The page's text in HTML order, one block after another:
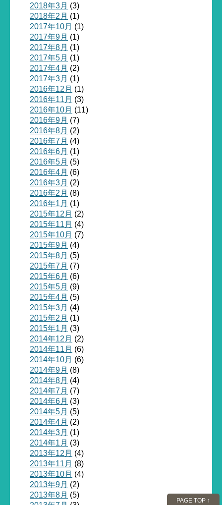
2018年3月 (3)
2018年2月 (1)
2017年10月 (1)
2017年9月 (1)
2017年8月 (1)
2017年5月 (1)
2017年4月 (2)
2017年3月 (1)
2016年12月 (1)
2016年11月 (3)
2016年10月 (11)
2016年9月 (7)
2016年8月 (2)
2016年7月 (4)
2016年6月 (1)
2016年5月 (5)
2016年4月 (6)
2016年3月 (2)
2016年2月 (8)
2016年1月 (1)
2015年12月 (2)
2015年11月 (4)
2015年10月 (7)
2015年9月 (4)
2015年8月 (5)
2015年7月 (7)
2015年6月 (6)
2015年5月 (9)
2015年4月 (5)
2015年3月 (4)
2015年2月 (1)
2015年1月 (3)
2014年12月 (2)
2014年11月 (6)
2014年10月 (6)
2014年9月 (8)
2014年8月 (4)
2014年7月 (7)
2014年6月 (3)
2014年5月 (5)
2014年4月 (2)
2014年3月 (1)
2014年1月 (3)
2013年12月 (4)
2013年11月 (8)
2013年10月 (4)
2013年9月 (2)
2013年8月 (5)
PAGE TOP ↑